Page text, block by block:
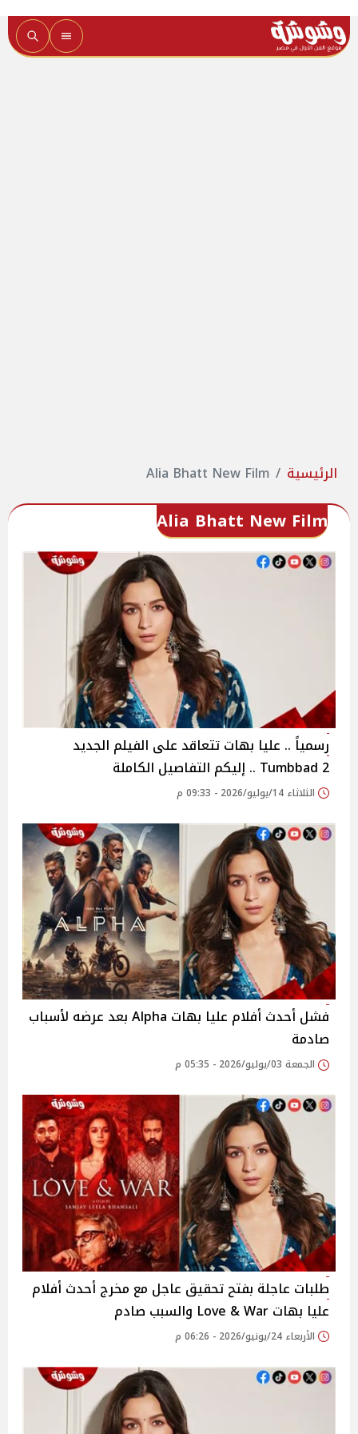
الرئيسية Alia Bhatt New Film
Alia Bhatt New Film
رسمياً .. عليا بهات تتعاقد على الفيلم الجديد
Tumbbad 2 .. إليكم التفاصيل الكاملة
الثلاثاء 14/يوليو/2026 - 09:33 م
فشل أحدث أفلام عليا بهات Alpha بعد عرضه لأسباب
صادمة
الجمعة 03/يوليو/2026 - 05:35 م
طلبات عاجلة بفتح تحقيق عاجل مع مخرج أحدث أفلام
عليا بهات Love & War والسبب صادم
الأربعاء 24/يونيو/2026 - 06:26 م